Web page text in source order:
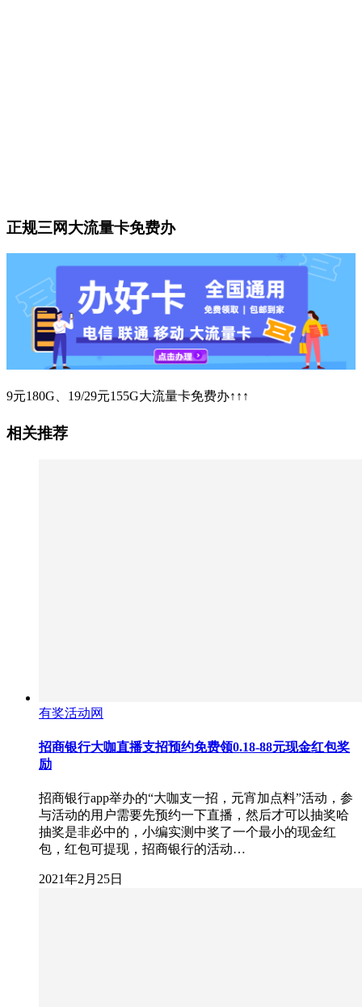
正规三网大流量卡免费办
9元180G、19/29元155G大流量卡免费办↑↑↑
相关推荐
有奖活动网
招商银行大咖直播支招预约免费领0.18-88元现金红包奖
励
招商银行app举办的“大咖支一招，元宵加点料”活动，参
与活动的用户需要先预约一下直播，然后才可以抽奖哈
抽奖是非必中的，小编实测中奖了一个最小的现金红
包，红包可提现，招商银行的活动…
2021年2月25日